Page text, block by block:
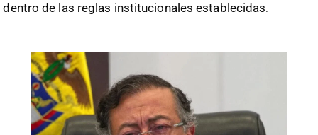
dentro de las reglas institucionales establecidas.